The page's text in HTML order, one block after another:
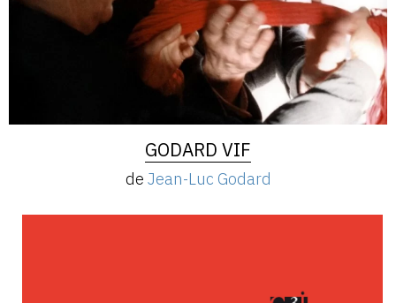
GODARD VIF
de Jean-Luc Godard